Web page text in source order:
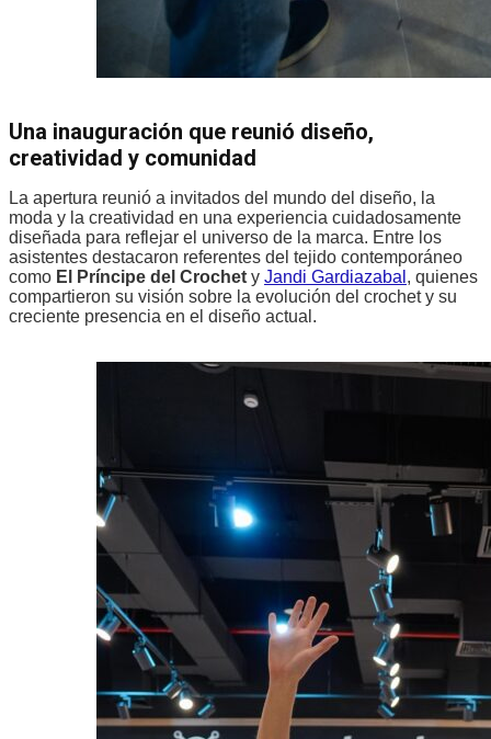
Una inauguración que reunió diseño,
creatividad y comunidad
La apertura reunió a invitados del mundo del diseño, la
moda y la creatividad en una experiencia cuidadosamente
diseñada para reflejar el universo de la marca. Entre los
asistentes destacaron referentes del tejido contemporáneo
como El Príncipe del Crochet y Jandi Gardiazabal , quienes
compartieron su visión sobre la evolución del crochet y su
creciente presencia en el diseño actual.